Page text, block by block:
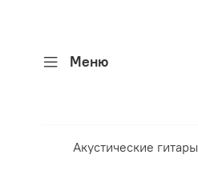
Меню
Акустические гитары